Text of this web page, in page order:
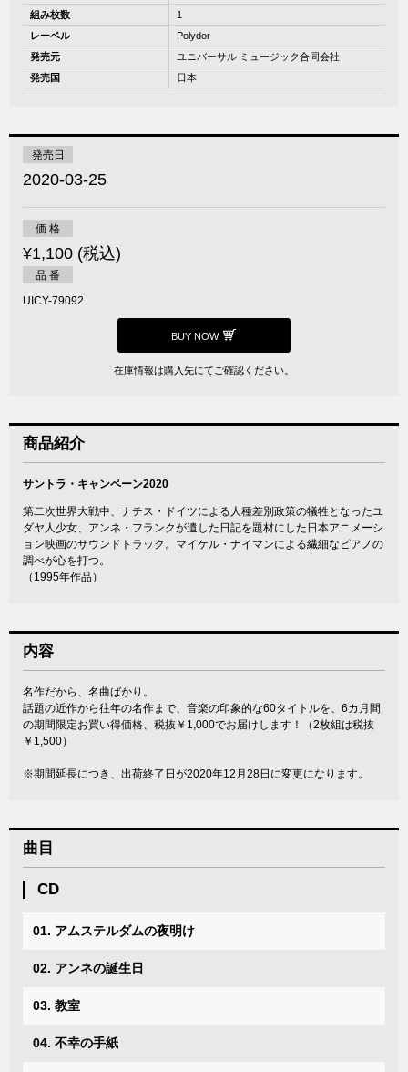
組み枚数
1
レーベル
Polydor
発売元
ユニバーサル ミュージック合同会社
発売国
日本
発売日
2020-03-25
価 格
¥1,100 (税込)
品 番
UICY-79092
BUY NOW
在庫情報は購入先にてご確認ください。
商品紹介
サントラ・キャンペーン2020
第二次世界大戦中、ナチス・ドイツによる人種差別政策の犠牲となったユ
ダヤ人少女、アンネ・フランクが遺した日記を題材にした日本アニメーシ
ョン映画のサウンドトラック。マイケル・ナイマンによる繊細なピアノの
調べが心を打つ。
（1995年作品）
内容
名作だから、名曲ばかり。
話題の近作から往年の名作まで、音楽の印象的な60タイトルを、6カ月間
の期間限定お買い得価格、税抜￥1,000でお届けします！（2枚組は税抜
￥1,500）
※期間延長につき、出荷終了日が2020年12月28日に変更になります。
曲目
CD
01. アムステルダムの夜明け
02. アンネの誕生日
03. 教室
04. 不幸の手紙